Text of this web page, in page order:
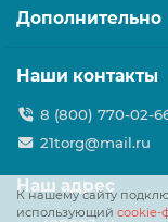
К нашему сайту
использующий cookie-
Дополнительно
Наши контакты
8 (800) 770-02-
21torg@mail.ru
Наш адрес